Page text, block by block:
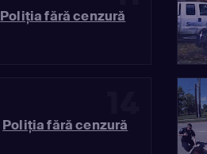
Poliția fără cenzură
Poliția fără cenzură